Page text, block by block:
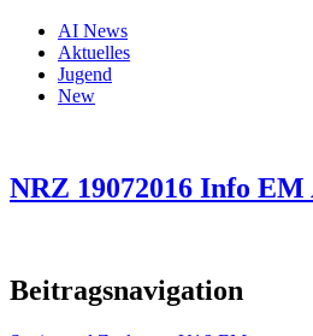
AI News
Aktuelles
Jugend
New
NRZ 19072016 Info
Beitragsnavigation